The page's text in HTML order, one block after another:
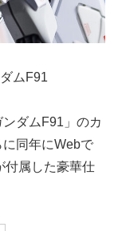
ムF91
ダムF91」のカ
同年にWebで
付属した豪華仕